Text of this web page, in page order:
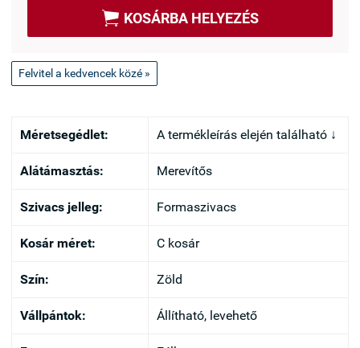
 KOSÁRBA HELYEZÉS
Felvitel a kedvencek közé »
Méretsegédlet: A termékleírás elején található ↓
Alátámasztás: Merevítős
Szivacs jelleg: Formaszivacs
Kosár méret: C kosár
Szín: Zöld
Vállpántok: Állítható, levehető